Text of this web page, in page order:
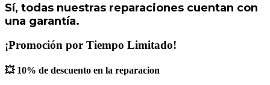
Sí, todas nuestras reparaciones cuentan con
una garantía.
¡Promoción por Tiempo Limitado!
💥 10% de descuento en la reparacion